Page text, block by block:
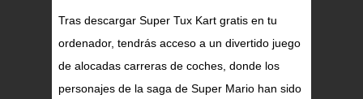
Tras descargar Super Tux Kart gratis en tu
ordenador, tendrás acceso a un divertido juego
de alocadas carreras de coches, donde los
personajes de la saga de Super Mario han sido